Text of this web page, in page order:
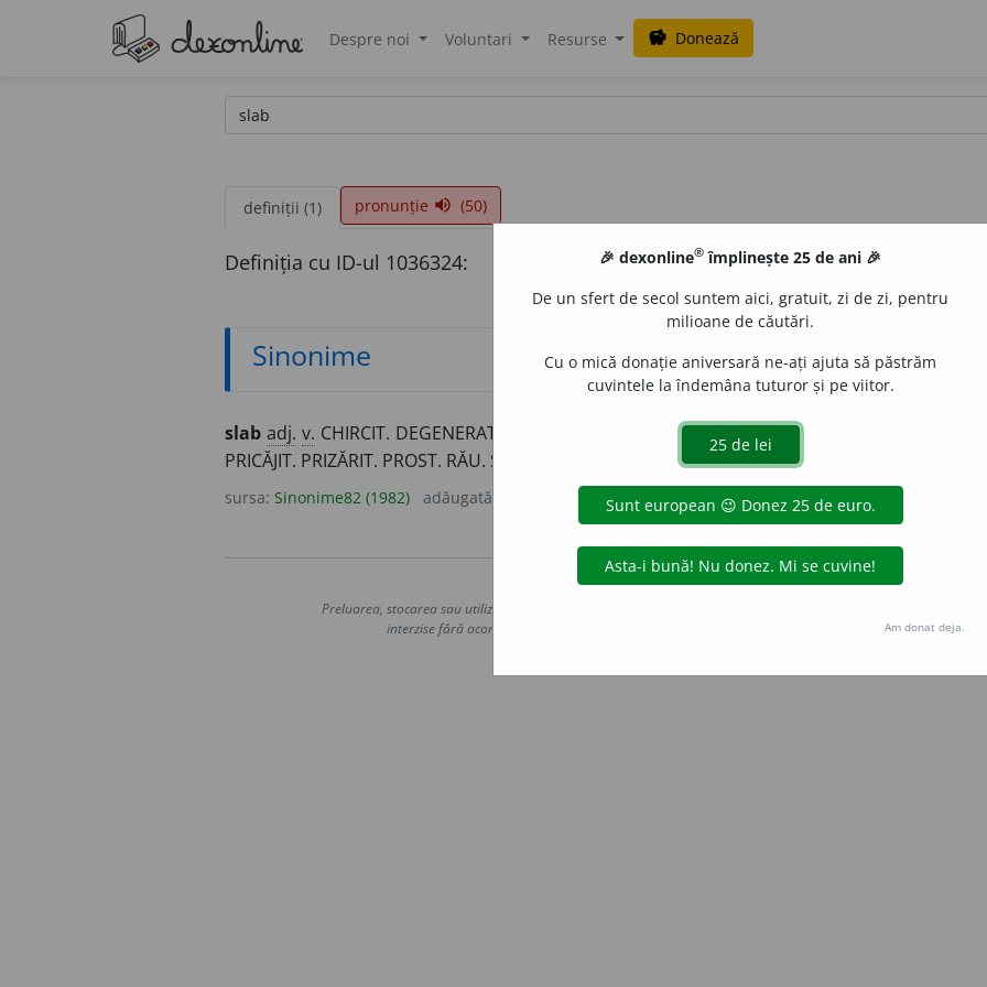
Despre noi Voluntari Resurse savings Donează
definiții (1) pronunție volume_up (50)
Definiția cu ID-ul 1036324:
Sinonime
slab adj. v. CHIRCIT. DEGENERAT. INFLUENȚABIL. ÎNCHIRCIT. MIC. NEADÎNC. NEDEZVOLTAT.
PRICĂJIT. PRIZĂRIT. PROST. RĂU. SFRIJIT.
sursa: Sinonime82 (1982) adăugată de LauraGellner acțiuni
Copyright © 2004-2026 dexonline (https://dexonline.ro)
Preluarea, stocarea sau utilizarea datelor de pe acest site, inclusiv prin orice metode de extragere automată
interzise fără acordul nostru prealabil scris, cu excepția seturilor de date oferite oficial spre utilizare
🎉 dexonline® împlinește 25 de ani 🎉
De un sfert de secol suntem aici, gratuit, zi de zi, pentru
milioane de căutări.
Cu o mică donație aniversară ne-ați ajuta să păstrăm
cuvintele la îndemâna tuturor și pe viitor.
Am donat deja.